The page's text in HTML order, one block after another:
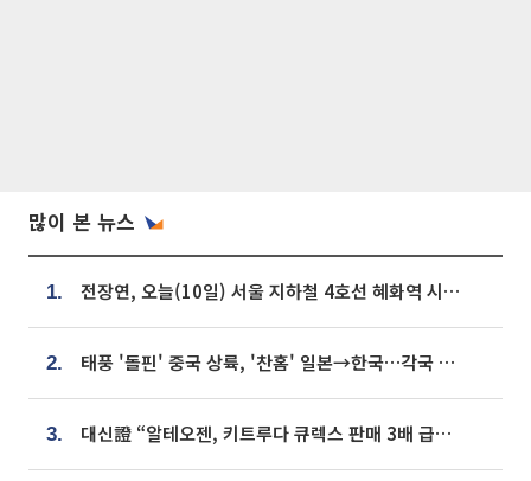
많이 본 뉴스
1. 전장연, 오늘(10일) 서울 지하철 4호선 혜화역 시위…1호선 용산역 무정차
2. 태풍 '돌핀' 중국 상륙, '찬홈' 일본→한국…각국 기상청 예상 경로는?
3. 대신證 “알테오젠, 키트루다 큐렉스 판매 3배 급증…목표가 41만원 상향”